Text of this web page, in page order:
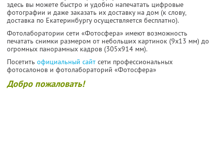
здесь вы можете быстро и удобно напечатать цифровые
фотографии и даже заказать их доставку на дом (к слову,
доставка по Екатеринбургу осуществляется бесплатно).
Фотолаборатории сети «Фотосфера» имеют возможность
печатать снимки размером от небольших картинок (9х13 мм) до
огромных панорамных кадров (305x914 мм).
Посетить официальный сайт сети профессиональных
фотосалонов и фотолабораторий «Фотосфера»
Добро пожаловать!